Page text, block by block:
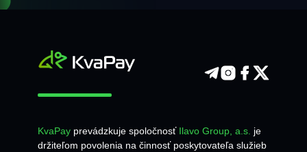
KvaPay prevádzkuje spoločnosť Ilavo Group, a.s. je
držiteľom povolenia na činnosť poskytovateľa služieb